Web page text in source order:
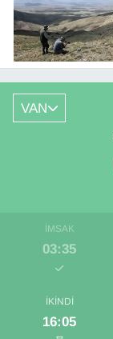
VAN
İMSAK
03:35
İKINDI
16:05